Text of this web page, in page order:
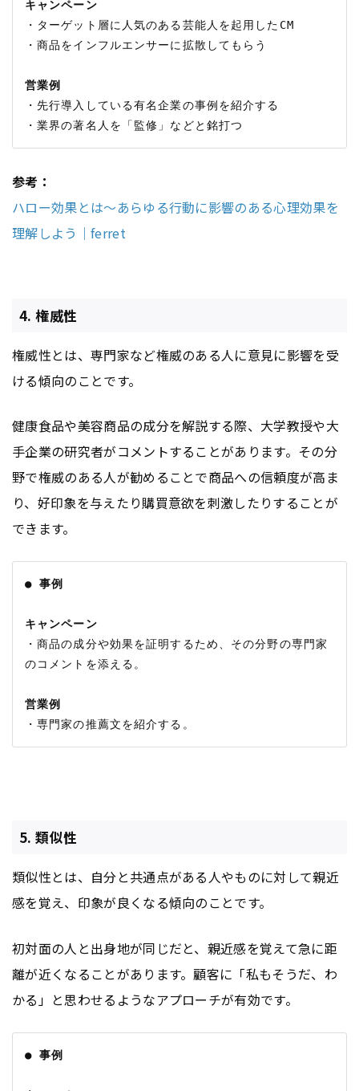
キャンペーン
・ターゲット層に人気のある芸能人を起用したCM
・商品をインフルエンサーに拡散してもらう
営業例
・先行導入している有名企業の事例を紹介する
参考：
ハロー効果とは〜あらゆる行動に影響のある心理効果を
理解しよう｜ferret
4. 権威性
権威性とは、専門家など権威のある人に意見に影響を受
ける傾向のことです。
健康食品や美容商品の成分を解説する際、大学教授や大
手企業の研究者がコメントすることがあります。その分
野で権威のある人が勧めることで商品への信頼度が高ま
り、好印象を与えたり購買意欲を刺激したりすることが
できます。
● 事例
キャンペーン
・商品の成分や効果を証明するため、その分野の専門家
のコメントを添える。
営業例
5. 類似性
類似性とは、自分と共通点がある人やものに対して親近
感を覚え、印象が良くなる傾向のことです。
初対面の人と出身地が同じだと、親近感を覚えて急に距
離が近くなることがあります。顧客に「私もそうだ、わ
かる」と思わせるようなアプローチが有効です。
● 事例